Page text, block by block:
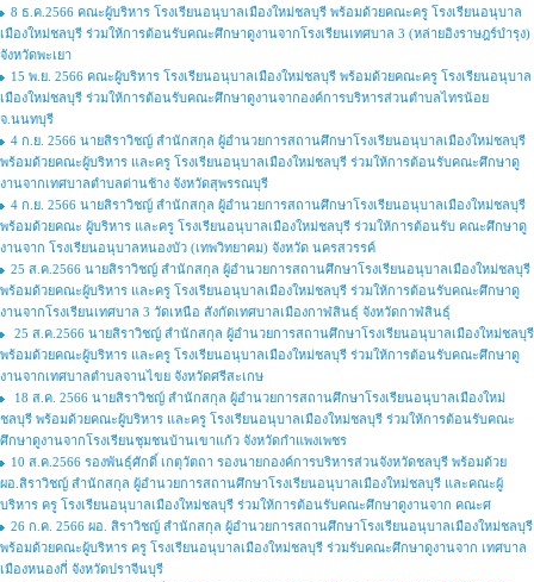
8 ธ.ค.2566 คณะผู้บริหาร โรงเรียนอนุบาลเมืองใหม่ชลบุรี พร้อมด้วยคณะครู โรงเรียนอนุบาล
เมืองใหม่ชลบุรี ร่วมให้การต้อนรับคณะศึกษาดูงานจากโรงเรียนเทศบาล 3 (หล่ายอิงราษฎร์บำรุง)
จังหวัดพะเยา
15 พ.ย. 2566 คณะผู้บริหาร โรงเรียนอนุบาลเมืองใหม่ชลบุรี พร้อมด้วยคณะครู โรงเรียนอนุบาล
เมืองใหม่ชลบุรี ร่วมให้การต้อนรับคณะศึกษาดูงานจากองค์การบริหารส่วนตำบลไทรน้อย
จ.นนทบุรี
4 ก.ย. 2566 นายสิราวิชญ์ สำนักสกุล ผู้อำนวยการสถานศึกษาโรงเรียนอนุบาลเมืองใหม่ชลบุรี
พร้อมด้วยคณะผู้บริหาร และครู โรงเรียนอนุบาลเมืองใหม่ชลบุรี ร่วมให้การต้อนรับคณะศึกษาดู
งานจากเทศบาลตำบลด่านช้าง จังหวัดสุพรรณบุรี
4 ก.ย. 2566 นายสิราวิชญ์ สำนักสกุล ผู้อำนวยการสถานศึกษาโรงเรียนอนุบาลเมืองใหม่ชลบุรี
พร้อมด้วยคณะ ผู้บริหาร และครู โรงเรียนอนุบาลเมืองใหม่ชลบุรี ร่วมให้การต้อนรับ คณะศึกษาดู
งานจาก โรงเรียนอนุบาลหนองบัว (เทพวิทยาคม) จังหวัด นครสวรรค์
25 ส.ค.2566 นายสิราวิชญ์ สำนักสกุล ผู้อำนวยการสถานศึกษาโรงเรียนอนุบาลเมืองใหม่ชลบุรี
พร้อมด้วยคณะผู้บริหาร และครู โรงเรียนอนุบาลเมืองใหม่ชลบุรี ร่วมให้การต้อนรับคณะศึกษาดู
งานจากโรงเรียนเทศบาล 3 วัดเหนือ สังกัดเทศบาลเมืองกาฬสินธุ์ จังหวัดกาฬสินธุ์
25 ส.ค.2566 นายสิราวิชญ์ สำนักสกุล ผู้อำนวยการสถานศึกษาโรงเรียนอนุบาลเมืองใหม่ชลบุรี
พร้อมด้วยคณะผู้บริหาร และครู โรงเรียนอนุบาลเมืองใหม่ชลบุรี ร่วมให้การต้อนรับคณะศึกษาดู
งานจากเทศบาลตำบลจานไขย จังหวัดศรีสะเกษ
18 ส.ค. 2566 นายสิราวิชญ์ สำนักสกุล ผู้อำนวยการสถานศึกษาโรงเรียนอนุบาลเมืองใหม่
ชลบุรี พร้อมด้วยคณะผู้บริหาร และครู โรงเรียนอนุบาลเมืองใหม่ชลบุรี ร่วมให้การต้อนรับคณะ
ศึกษาดูงานจากโรงเรียนชุมชนบ้านเขาแก้ว จังหวัดกำแพงเพชร
10 ส.ค.2566 รองพันธ์ุศักดิ์ เกตุวัตถา รองนายกองค์การบริหารส่วนจังหวัดชลบุรี พร้อมด้วย
ผอ.สิราวิชญ์ สำนักสกุล ผู้อำนวยการสถานศึกษาโรงเรียนอนุบาลเมืองใหม่ชลบุรี และคณะผู้
บริหาร ครู โรงเรียนอนุบาลเมืองใหม่ชลบุรี ร่วมให้การต้อนรับคณะศึกษาดูงานจาก คณะศ
26 ก.ค. 2566 ผอ. สิราวิชญ์ สำนักสกุล ผู้อำนวยการสถานศึกษาโรงเรียนอนุบาลเมืองใหม่ชลบุรี
พร้อมด้วยคณะผู้บริหาร ครู โรงเรียนอนุบาลเมืองใหม่ชลบุรี ร่วมรับคณะศึกษาดูงานจาก เทศบาล
เมืองหนองกี่ จังหวัดปราจีนบุรี